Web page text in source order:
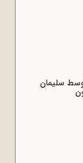
سلیمان